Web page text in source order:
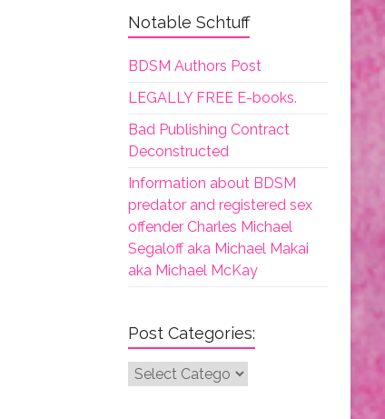
Notable Schtuff
BDSM Authors Post
LEGALLY FREE E-books.
Bad Publishing Contract
Deconstructed
Information about BDSM
predator and registered sex
offender Charles Michael
Segaloff aka Michael Makai
aka Michael McKay
Post Categories:
Post